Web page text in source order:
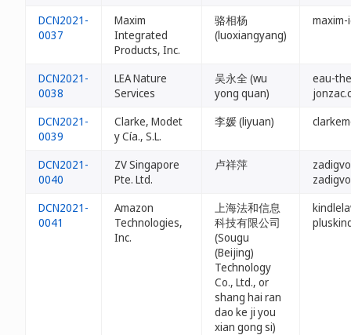
DCN2021-
0037
Maxim
Integrated
Products, Inc.
骆相杨
(luoxiangyang)
maxim-
DCN2021-
0038
LEA Nature
Services
吴永全 (wu
yong quan)
eau-
DCN2021-
0039
Clarke, Modet
y Cía., S.L.
李媛 (liyuan)
DCN2021-
0040
ZV Singapore
Pte. Ltd.
卢祥萍
DCN2021-
0041
Amazon
Technologies,
Inc.
上海法和信息
科技有限公司
(Sougu
(Beijing)
Technology
Co., Ltd., or
shang hai ran
dao ke ji you
xian gong si)